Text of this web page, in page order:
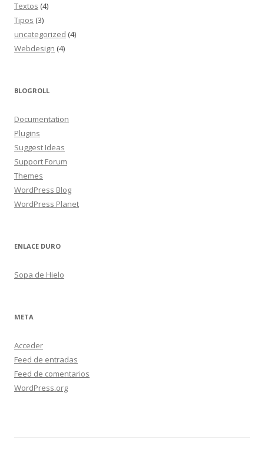
Textos (4)
Tipos (3)
uncategorized (4)
Webdesign (4)
BLOGROLL
Documentation
Plugins
Suggest Ideas
Support Forum
Themes
WordPress Blog
WordPress Planet
ENLACE DURO
Sopa de Hielo
META
Acceder
Feed de entradas
Feed de comentarios
WordPress.org